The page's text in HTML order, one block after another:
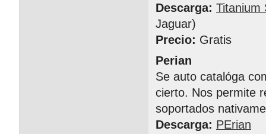
Descarga: Titanium
Jaguar)
Precio: Gratis
Perian
Se auto catalóga
cierto. Nos permite
soportados
Descarga: PErian